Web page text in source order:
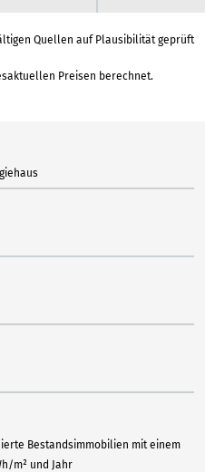
Quellen auf Plausibilität geprüft
Preisen berechnet.
Bestandsimmobilien mit einem
m² und Jahr